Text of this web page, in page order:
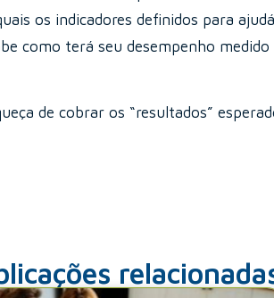
os indicadores definidos para
como terá seu desempenho medido
de cobrar os “resultados”